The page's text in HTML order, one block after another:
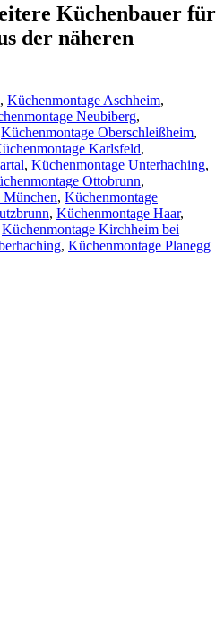
Küchenbauer für
der näheren
, Küchenmontage Aschheim,
Neubiberg,
Küchenmontage Oberschleißheim,
Karlsfeld,
, Küchenmontage Unterhaching,
Ottobrunn,
München, Küchenmontage
, Küchenmontage Haar,
Küchenmontage Kirchheim bei
, Küchenmontage Planegg